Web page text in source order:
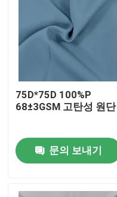
제품 소개
공장 투어
75D*75D 100%P
68±3GSM 고탄성 원단
문의 보내기